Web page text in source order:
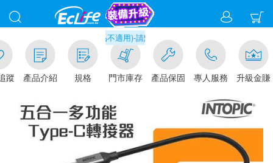
蹤 產品介紹 規格
門市取貨現折1%(部分商品不適用)-請點我看
門市庫存 產品保固 專人服務 升級金賺